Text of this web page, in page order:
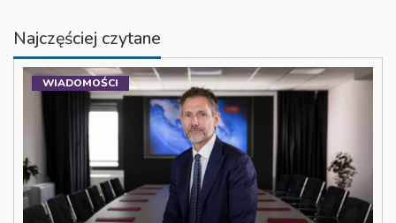
Najczęściej czytane
WIADOMOŚCI